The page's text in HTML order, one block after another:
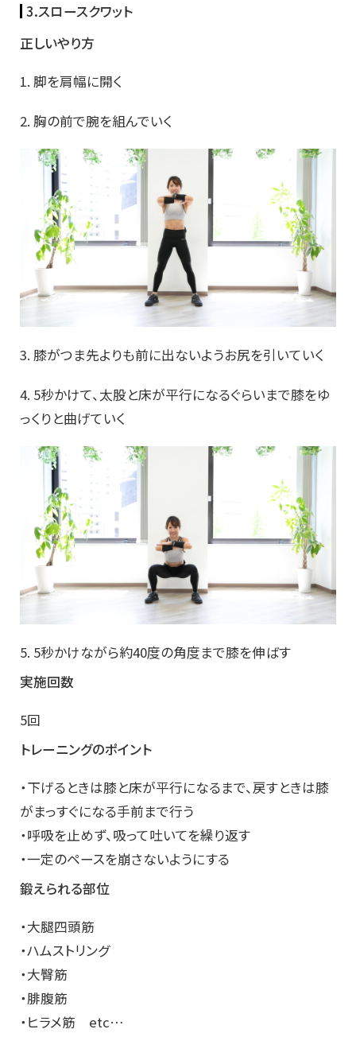
3.スロースクワット
正しいやり方
1. 脚を肩幅に開く
2. 胸の前で腕を組んでいく
3. 膝がつま先よりも前に出ないようお尻を引いていく
4. 5秒かけて、太股と床が平行になるぐらいまで膝をゆ
っくりと曲げていく
5. 5秒かけながら約40度の角度まで膝を伸ばす
実施回数
5回
トレーニングのポイント
・下げるときは膝と床が平行になるまで、戻すときは膝
がまっすぐになる手前まで行う
・呼吸を止めず、吸って吐いてを繰り返す
・一定のペースを崩さないようにする
鍛えられる部位
・大腿四頭筋
・ハムストリング
・大臀筋
・腓腹筋
・ヒラメ筋 etc…